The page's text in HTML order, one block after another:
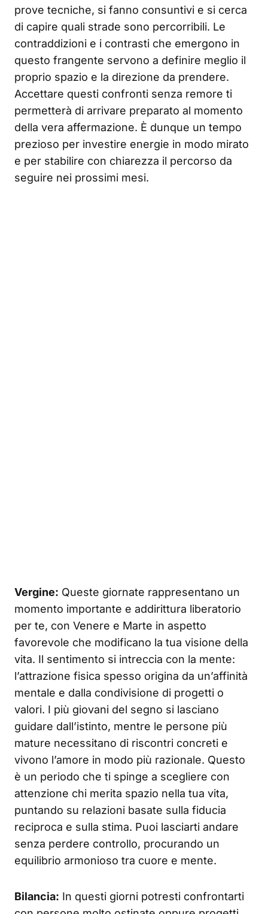
prove tecniche, si fanno consuntivi e si cerca
di capire quali strade sono percorribili. Le
contraddizioni e i contrasti che emergono in
questo frangente servono a definire meglio il
proprio spazio e la direzione da prendere.
Accettare questi confronti senza remore ti
permetterà di arrivare preparato al momento
della vera affermazione. È dunque un tempo
prezioso per investire energie in modo mirato
e per stabilire con chiarezza il percorso da
seguire nei prossimi mesi.
Vergine: Queste giornate rappresentano un
momento importante e addirittura liberatorio
per te, con Venere e Marte in aspetto
favorevole che modificano la tua visione della
vita. Il sentimento si intreccia con la mente:
l’attrazione fisica spesso origina da un’affinità
mentale e dalla condivisione di progetti o
valori. I più giovani del segno si lasciano
guidare dall’istinto, mentre le persone più
mature necessitano di riscontri concreti e
vivono l’amore in modo più razionale. Questo
è un periodo che ti spinge a scegliere con
attenzione chi merita spazio nella tua vita,
puntando su relazioni basate sulla fiducia
reciproca e sulla stima. Puoi lasciarti andare
senza perdere controllo, procurando un
equilibrio armonioso tra cuore e mente.
Bilancia: In questi giorni potresti confrontarti